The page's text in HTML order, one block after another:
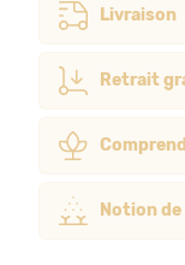
Livraison
Retrait
Notion